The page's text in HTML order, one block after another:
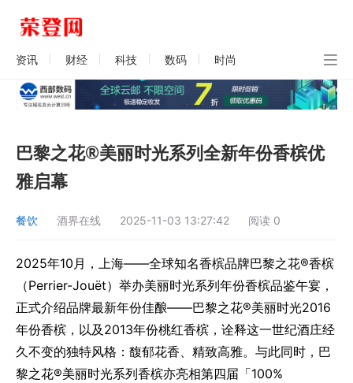
资讯 财经 科技 数码 时尚
巴黎之花®美丽时光系列全新年份香槟优
雅启幕
餐饮 酒界在线 2025-11-03 13:27:42 阅读 0
2025年10月，上海——全球知名香槟品牌巴黎之花®香槟
（Perrier-Jouët）举办美丽时光系列年份香槟品鉴午宴，
正式介绍品牌最新年份佳酿——巴黎之花®美丽时光2016
年份香槟，以及2013年份桃红香槟，诠释这一世纪酒庄经
久不变的独特风格：馥郁花香、精致高雅。与此同时，巴
黎之花®美丽时光系列香槟亦亮相第四届「100%